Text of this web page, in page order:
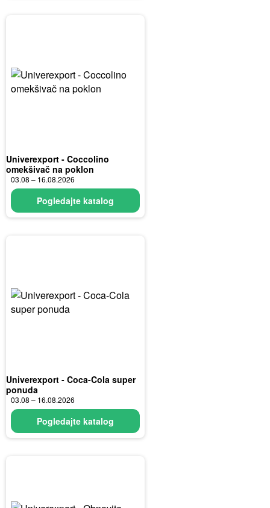
Univerexport - Coccolino
omekšivač na poklon
03.08 – 16.08.2026
Pogledajte katalog
Univerexport - Coca-Cola super
ponuda
03.08 – 16.08.2026
Pogledajte katalog